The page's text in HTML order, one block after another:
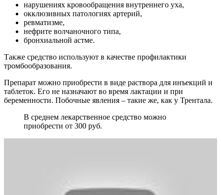
нарушениях кровообращения внутреннего уха,
окклюзивных патологиях артерий,
ревматизме,
нефрите волчаночного типа,
бронхиальной астме.
Также средство используют в качестве профилактики
тромбообразования.
Препарат можно приобрести в виде раствора для инъекций и
таблеток. Его не назначают во время лактации и при
беременности. Побочные явления – такие же, как у Трентала.
В среднем лекарственное средство можно
приобрести от 300 руб.